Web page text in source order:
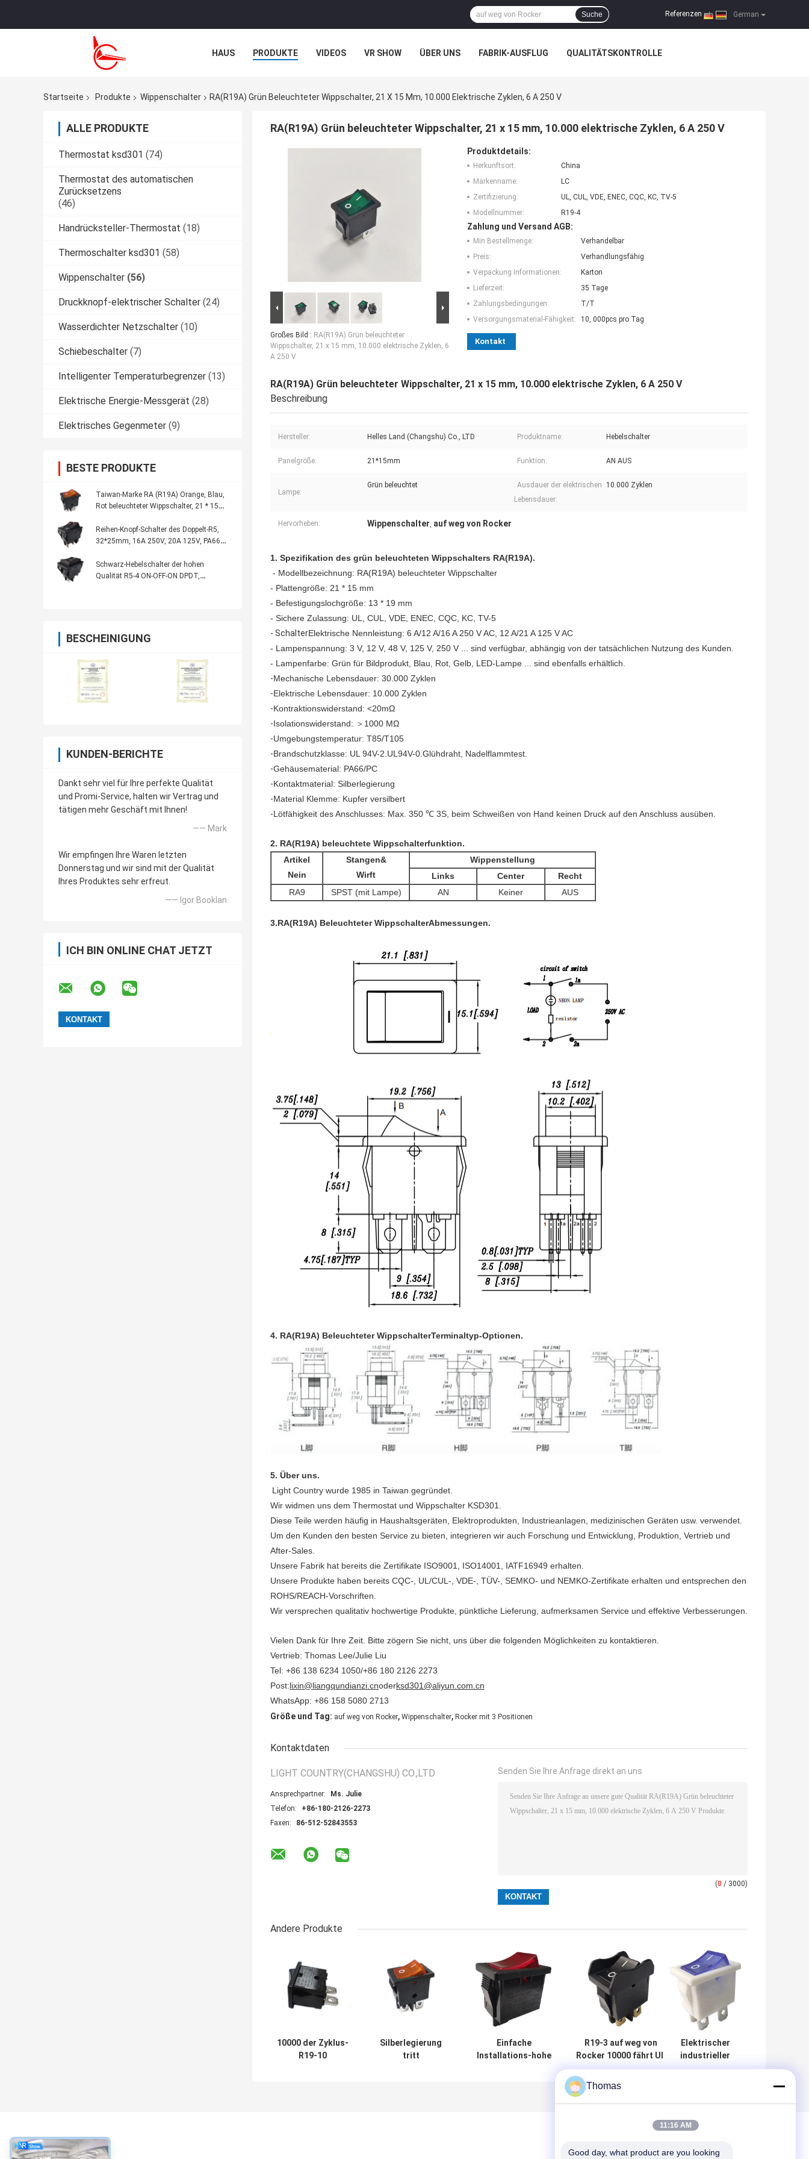
German
Referenzen |
Suche
HAUS PRODUKTE VIDEOS VR SHOW ÜBER UNS FABRIK-AUSFLUG QUALITÄTSKONTROLLE
Startseite
Produkte Wippenschalter RA(R19A) Grün Beleuchteter Wippschalter, 21 X 15 Mm, 10.000 Elektrische Zyklen, 6 A 250 V
ALLE PRODUKTE
Thermostat ksd301 (74)
Thermostat des automatischen
Zurücksetzens
(46)
Handrücksteller-Thermostat (18)
Thermoschalter ksd301 (58)
Wippenschalter (56)
Druckknopf-elektrischer Schalter (24)
Wasserdichter Netzschalter (10)
Schiebeschalter (7)
Intelligenter Temperaturbegrenzer (13)
Elektrische Energie-Messgerät (28)
Elektrisches Gegenmeter (9)
BESTE PRODUKTE
Taiwan-Marke RA (R19A) Orange, Blau,
Rot beleuchteter Wippschalter, 21 * 15
Reihen-Knopf-Schalter des Doppelt-R5,
32*25mm, 16A 250V, 20A 125V, PA66
Schwarz-Hebelschalter der hohen
Qualität R5-4 ON-OFF-ON DPDT,
BESCHEINIGUNG
KUNDEN-BERICHTE
Dankt sehr viel für Ihre perfekte Qualität
und Promi-Service, halten wir Vertrag und
tätigen mehr Geschäft mit Ihnen!
—— Mark
Wir empfingen Ihre Waren letzten
Donnerstag und wir sind mit der Qualität
Ihres Produktes sehr erfreut.
—— Igor Booklan
ICH BIN ONLINE CHAT JETZT
RA(R19A) Grün beleuchteter Wippschalter, 21 x 15 mm, 10.000 elektrische Zyklen, 6 A 250 V
Großes Bild : RA(R19A) Grün beleuchteter
Wippschalter, 21 x 15 mm, 10.000 elektrische Zyklen, 6
A 250 V
Produktdetails:
Herkunftsort:
China
Markenname:
LC
Zertifizierung:
UL, CUL, VDE, ENEC, CQC, KC, TV-5
Modellnummer:
R19-4
Zahlung und Versand AGB:
Min Bestellmenge:
Verhandelbar
Preis:
Verhandlungsfähig
Verpackung Informationen:
Karton
Lieferzeit:
35 Tage
Zahlungsbedingungen:
T/T
Versorgungsmaterial-Fähigkeit:
10, 000pcs pro Tag
Kontakt
RA(R19A) Grün beleuchteter Wippschalter, 21 x 15 mm, 10.000 elektrische Zyklen, 6 A 250 V
Beschreibung
Hersteller: Helles Land (Changshu) Co., LTD Produktname: Hebelschalter
Panelgröße: 21*15mm Funktion: AN AUS
Lampe:
Grün beleuchtet
Ausdauer der elektrischen
Lebensdauer:
10.000 Zyklen
Hervorheben: Wippenschalter, auf weg von Rocker
1. Spezifikation des grün beleuchteten Wippschalters RA(R19A).
- Modellbezeichnung: RA(R19A) beleuchteter Wippschalter
- Plattengröße: 21 * 15 mm
- Befestigungslochgröße: 13 * 19 mm
- Sichere Zulassung: UL, CUL, VDE, ENEC, CQC, KC, TV-5
- SchalterElektrische Nennleistung: 6 A/12 A/16 A 250 V AC, 12 A/21 A 125 V AC
- Lampenspannung: 3 V, 12 V, 48 V, 125 V, 250 V ... sind verfügbar, abhängig von der tatsächlichen Nutzung des Kunden.
- Lampenfarbe: Grün für Bildprodukt, Blau, Rot, Gelb, LED-Lampe ... sind ebenfalls erhältlich.
-Mechanische Lebensdauer: 30.000 Zyklen
-Elektrische Lebensdauer: 10.000 Zyklen
-Kontraktionswiderstand: <20mΩ
-Isolationswiderstand: ＞1000 MΩ
-Umgebungstemperatur: T85/T105
-Brandschutzklasse: UL 94V-2.UL94V-0.Glühdraht, Nadelflammtest.
-Gehäusematerial: PA66/PC
-Kontaktmaterial: Silberlegierung
-Material Klemme: Kupfer versilbert
-Lötfähigkeit des Anschlusses: Max. 350 ℃ 3S, beim Schweißen von Hand keinen Druck auf den Anschluss ausüben.
2. RA(R19A) beleuchtete Wippschalterfunktion.
Artikel
Nein
Stangen&
Wirft
Wippenstellung
Links
Center
Recht
RA9
SPST (mit Lampe) AN Keiner AUS
3.RA(R19A) Beleuchteter WippschalterAbmessungen.
4. RA(R19A) Beleuchteter WippschalterTerminaltyp-Optionen.
5. Über uns.
Light Country wurde 1985 in Taiwan gegründet.
Wir widmen uns dem Thermostat und Wippschalter KSD301.
Diese Teile werden häufig in Haushaltsgeräten, Elektroprodukten, Industrieanlagen, medizinischen Geräten usw. verwendet.
Um den Kunden den besten Service zu bieten, integrieren wir auch Forschung und Entwicklung, Produktion, Vertrieb und
After-Sales.
Unsere Fabrik hat bereits die Zertifikate ISO9001, ISO14001, IATF16949 erhalten.
Unsere Produkte haben bereits CQC-, UL/CUL-, VDE-, TÜV-, SEMKO- und NEMKO-Zertifikate erhalten und entsprechen den
ROHS/REACH-Vorschriften.
Wir versprechen qualitativ hochwertige Produkte, pünktliche Lieferung, aufmerksamen Service und effektive Verbesserungen.
Vielen Dank für Ihre Zeit. Bitte zögern Sie nicht, uns über die folgenden Möglichkeiten zu kontaktieren.
Vertrieb: Thomas Lee/Julie Liu
Tel: +86 138 6234 1050/+86 180 2126 2273
Post:lixin@liangqundianzi.cnoderksd301@aliyun.com.cn
WhatsApp: +86 158 5080 2713
Größe und Tag: auf weg von Rocker, Wippenschalter, Rocker mit 3 Positionen
Kontaktdaten
LIGHT COUNTRY(CHANGSHU) CO.,LTD
Ansprechpartner:
Ms. Julie
Telefon:
+86-180-2126-2273
Faxen:
86-512-52843553
Senden Sie Ihre Anfrage direkt an uns
(0 / 3000)
Andere Produkte
10000 der Zyklus-
R19-10
Silberlegierung
tritt
Einfache
Installations-hohe
R19-3 auf weg von
Rocker 10000 fährt UL
94V-0 Silberlegierungs-
Feuerwiderstandsklasse
UL-94V-2 rad
Elektrischer
industrieller
Rocker R19-1
Installations-
Vertrags-
Widerstand
Thomas
11:16 AM
Good day, what product are you looking